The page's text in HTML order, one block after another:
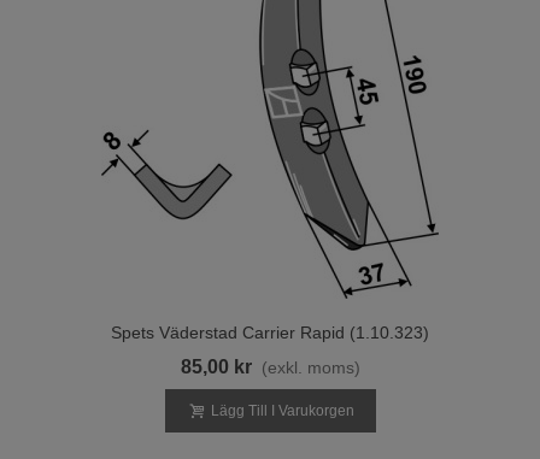
Spets Väderstad Carrier Rapid (1.10.323)
85,00 kr (exkl. moms)
Lägg Till I Varukorgen